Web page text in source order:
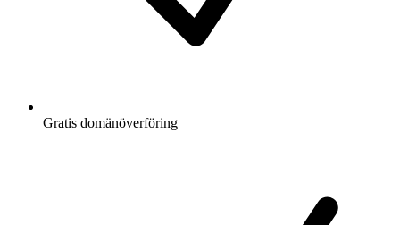
Gratis domänöverföring